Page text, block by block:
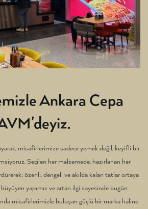
Ankara Cepa
misafirlerimize sadece yemek değil, keyifli bir
Seçilen her malzemede, hazırlanan her
özenli, dengeli ve akılda kalan tatlar ortaya
yapımız ve artan ilgi sayesinde bugün
misafirlerimizle buluşan güçlü bir marka haline